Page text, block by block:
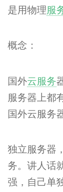
是用物理服
概念：
国外云服务
服务器上都
国外云服务
独立服务器
务。讲人话
强，自己单